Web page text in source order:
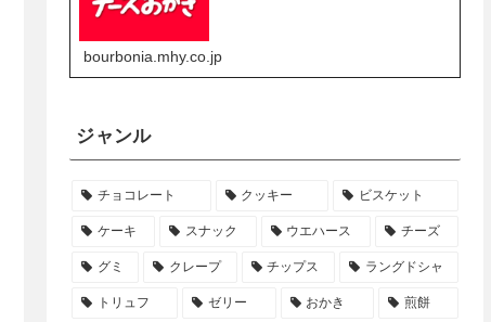
bourbonia.mhy.co.jp
ジャンル
チョコレート クッキー ビスケット
ケーキ スナック ウエハース チーズ
グミ クレープ チップス ラングドシャ
トリュフ ゼリー おかき 煎餅